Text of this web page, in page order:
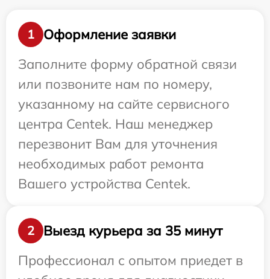
1
Оформление заявки
Заполните форму обратной связи
или позвоните нам по номеру,
указанному на сайте сервисного
центра Centek. Наш менеджер
перезвонит Вам для уточнения
необходимых работ ремонта
Вашего устройства Centek.
2
Выезд курьера за 35 минут
Профессионал с опытом приедет в